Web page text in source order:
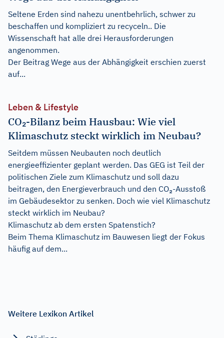
Seltene Erden sind nahezu unentbehrlich, schwer zu
beschaffen und kompliziert zu recyceln.. Die
Wissenschaft hat alle drei Herausforderungen
angenommen.
Der Beitrag Wege aus der Abhängigkeit erschien zuerst
auf...
Leben & Lifestyle
CO₂-Bilanz beim Hausbau: Wie viel
Klimaschutz steckt wirklich im Neubau?
Seitdem müssen Neubauten noch deutlich
energieeffizienter geplant werden. Das GEG ist Teil der
politischen Ziele zum Klimaschutz und soll dazu
beitragen, den Energieverbrauch und den CO₂-Ausstoß
im Gebäudesektor zu senken. Doch wie viel Klimaschutz
steckt wirklich im Neubau?
Klimaschutz ab dem ersten Spatenstich?
Beim Thema Klimaschutz im Bauwesen liegt der Fokus
häufig auf dem...
Weitere Lexikon Artikel